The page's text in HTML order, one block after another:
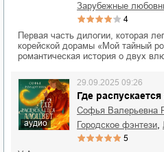
зарубежные
4
Первая часть дилогии, которая
корейской дорамы «Мой тайный
романтическая история о двух
аудио
Где
29.09.2025 09:26
Софья Валерьевна
городское фэнтези
5